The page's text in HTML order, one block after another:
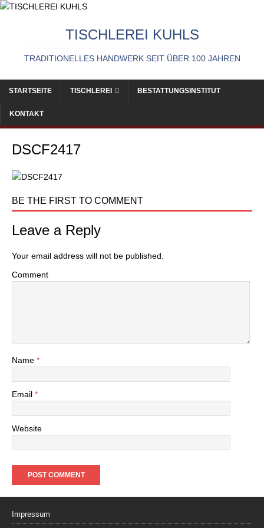
TISCHLEREI KUHLS
TRADITIONELLES HANDWERK SEIT ÜBER 100 JAHREN
STARTSEITE TISCHLEREI BESTATTUNGSINSTITUT
KONTAKT
DSCF2417
BE THE FIRST TO COMMENT
Leave a Reply
Your email address will not be published.
Comment
Name *
Email *
Website
Impressum